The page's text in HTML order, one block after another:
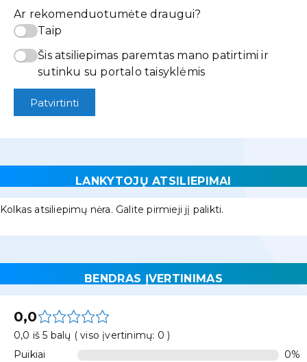
Ar rekomenduotumėte draugui?
Taip
Šis atsiliepimas paremtas mano patirtimi ir
sutinku su portalo taisyklėmis
Patvirtinti
LANKYTOJŲ ATSILIEPIMAI
Kolkas atsiliepimų nėra. Galite pirmieji jį palikti.
BENDRAS ĮVERTINIMAS
0,0
0,0 iš 5 balų ( viso įvertinimų: 0 )
Puikiai
0%